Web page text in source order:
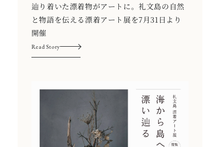
辿り着いた漂着物がアートに。礼文島の自然
と物語を伝える漂着アート展を7月31日より
開催
Read Story